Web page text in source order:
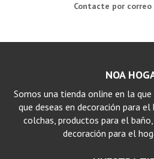
Contacte por
NOA
Somos una tienda online en la
que deseas en decoración para
colchas, productos para el
decoración para el